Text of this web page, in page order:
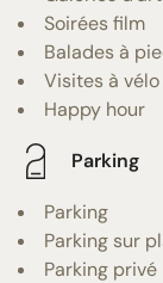
Soirées film
Balades à
Visites à vélo
Happy hour
Parking
Parking
Parking sur
Parking privé